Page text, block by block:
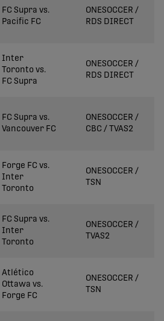
FC Supra vs.
Pacific FC
ONESOCCER /
RDS DIRECT
Inter
Toronto vs.
FC Supra
ONESOCCER /
RDS DIRECT
FC Supra vs.
Vancouver FC
ONESOCCER /
CBC / TVAS2
Forge FC vs.
Inter
Toronto
ONESOCCER /
TSN
FC Supra vs.
Inter
Toronto
ONESOCCER /
TVAS2
Atlético
Ottawa vs.
Forge FC
ONESOCCER /
TSN